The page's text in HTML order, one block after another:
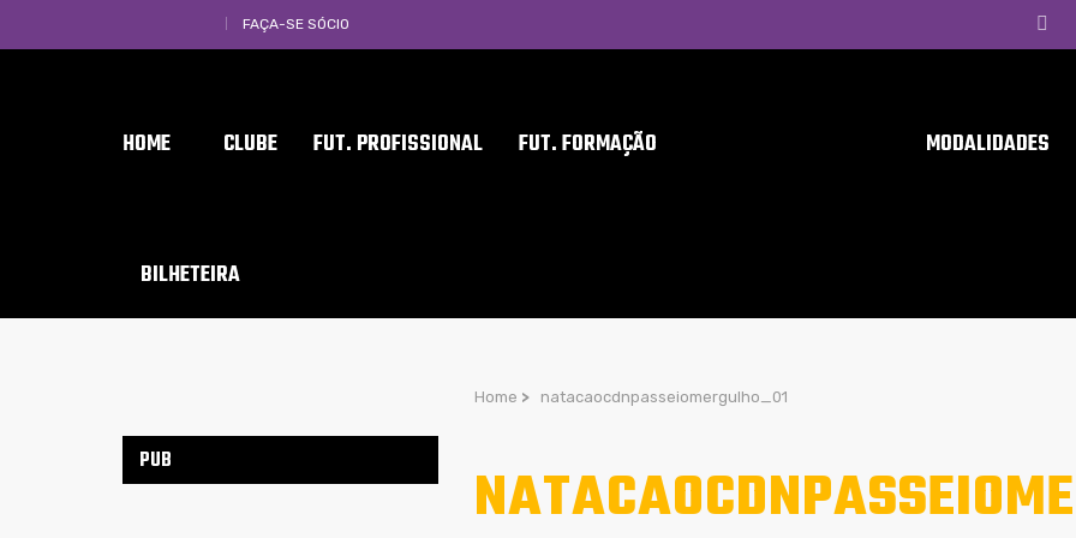
FAÇA-SE SÓCIO
HOME CLUBE FUT. PROFISSIONAL FUT. FORMAÇÃO MODALIDADES
BILHETEIRA
Home > natacaocdnpasseiomergulho_01
PUB